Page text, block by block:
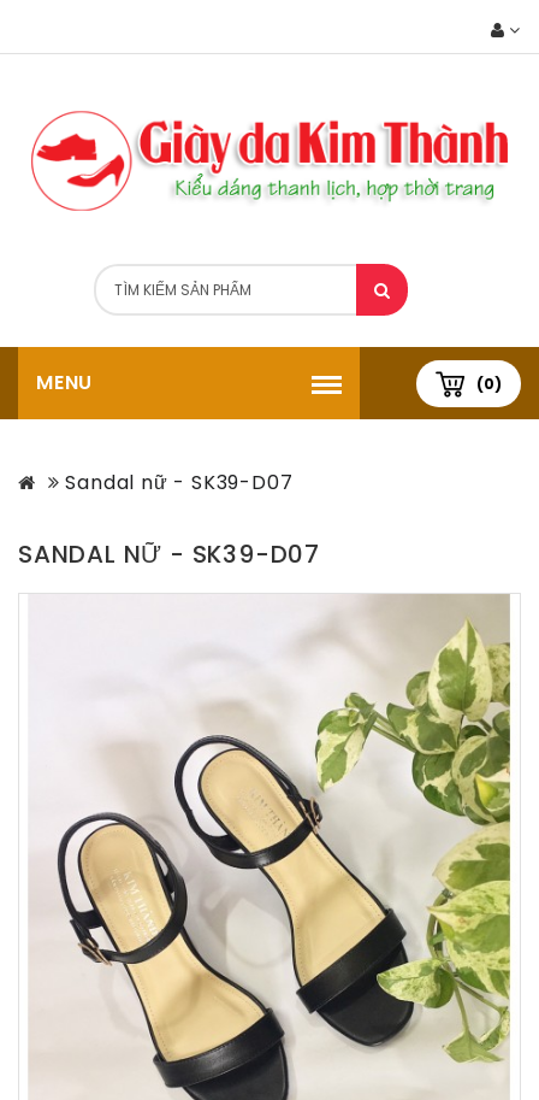
(0)
MENU
Sandal nữ - SK39-D07
SANDAL NỮ - SK39-D07